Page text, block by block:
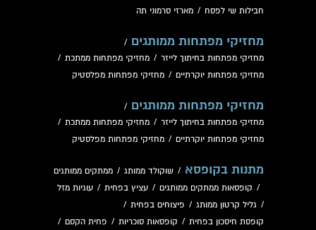
חבילות שי לפסח / מארזי סרמוני תה
מחזיקי מפתחות ממותגים /
מחזיקי מפתחות בחיתוך לייזר / מחזיקי מפתחות ממתכת /
מחזיקי מפתחות יוקרתיים / מחזיקי מפתחות מפלסטיק
מחזיקי מפתחות ממותגים /
מחזיקי מפתחות בחיתוך לייזר / מחזיקי מפתחות ממתכת /
מחזיקי מפתחות יוקרתיים / מחזיקי מפתחות מפלסטיק
מתנות בקופסא / שוקולד ממותג / ממתקים ממותגים
/ קופסאות ממתקים ממותגים / עציץ בפחית / עוגיות מזל
/ גליל קרטון ממותג / פיצוחים בפחית /
קופסת חיסכון בפחית / קופסאות סוכריות / פחית הקסם /